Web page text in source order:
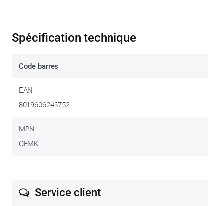
TOUJOURS combinée à un support de valise latérale GIVI
pouvoir se débrouiller quand vous possédez différents jeux
Ce kit spécifique OFMK permet de fixer
Monokey
SIDE
pour valises en aluminium (Trekker Outback), vous
aurez besoin du système de fixation
Spécification technique
Code barres
EAN
8019606246752
MPN
OFMK
Service client